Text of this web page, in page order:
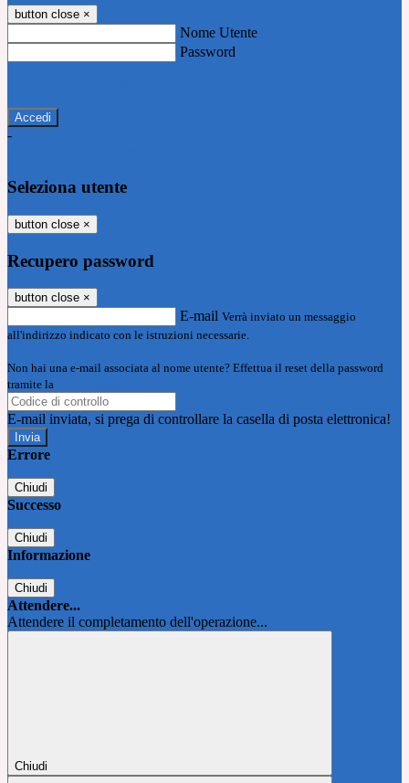
button close ×
Nome Utente
Password
-
Seleziona utente
button close ×
Recupero password
button close ×
E-mail Verrà inviato un messaggio
all'indirizzo indicato con le istruzioni necessarie.
Non hai una e-mail associata al nome utente? Effettua il reset della password
tramite la
E-mail inviata, si prega di controllare la casella di posta elettronica!
Errore
Chiudi
Successo
Chiudi
Informazione
Chiudi
Attendere...
Attendere il completamento dell'operazione...
Chiudi